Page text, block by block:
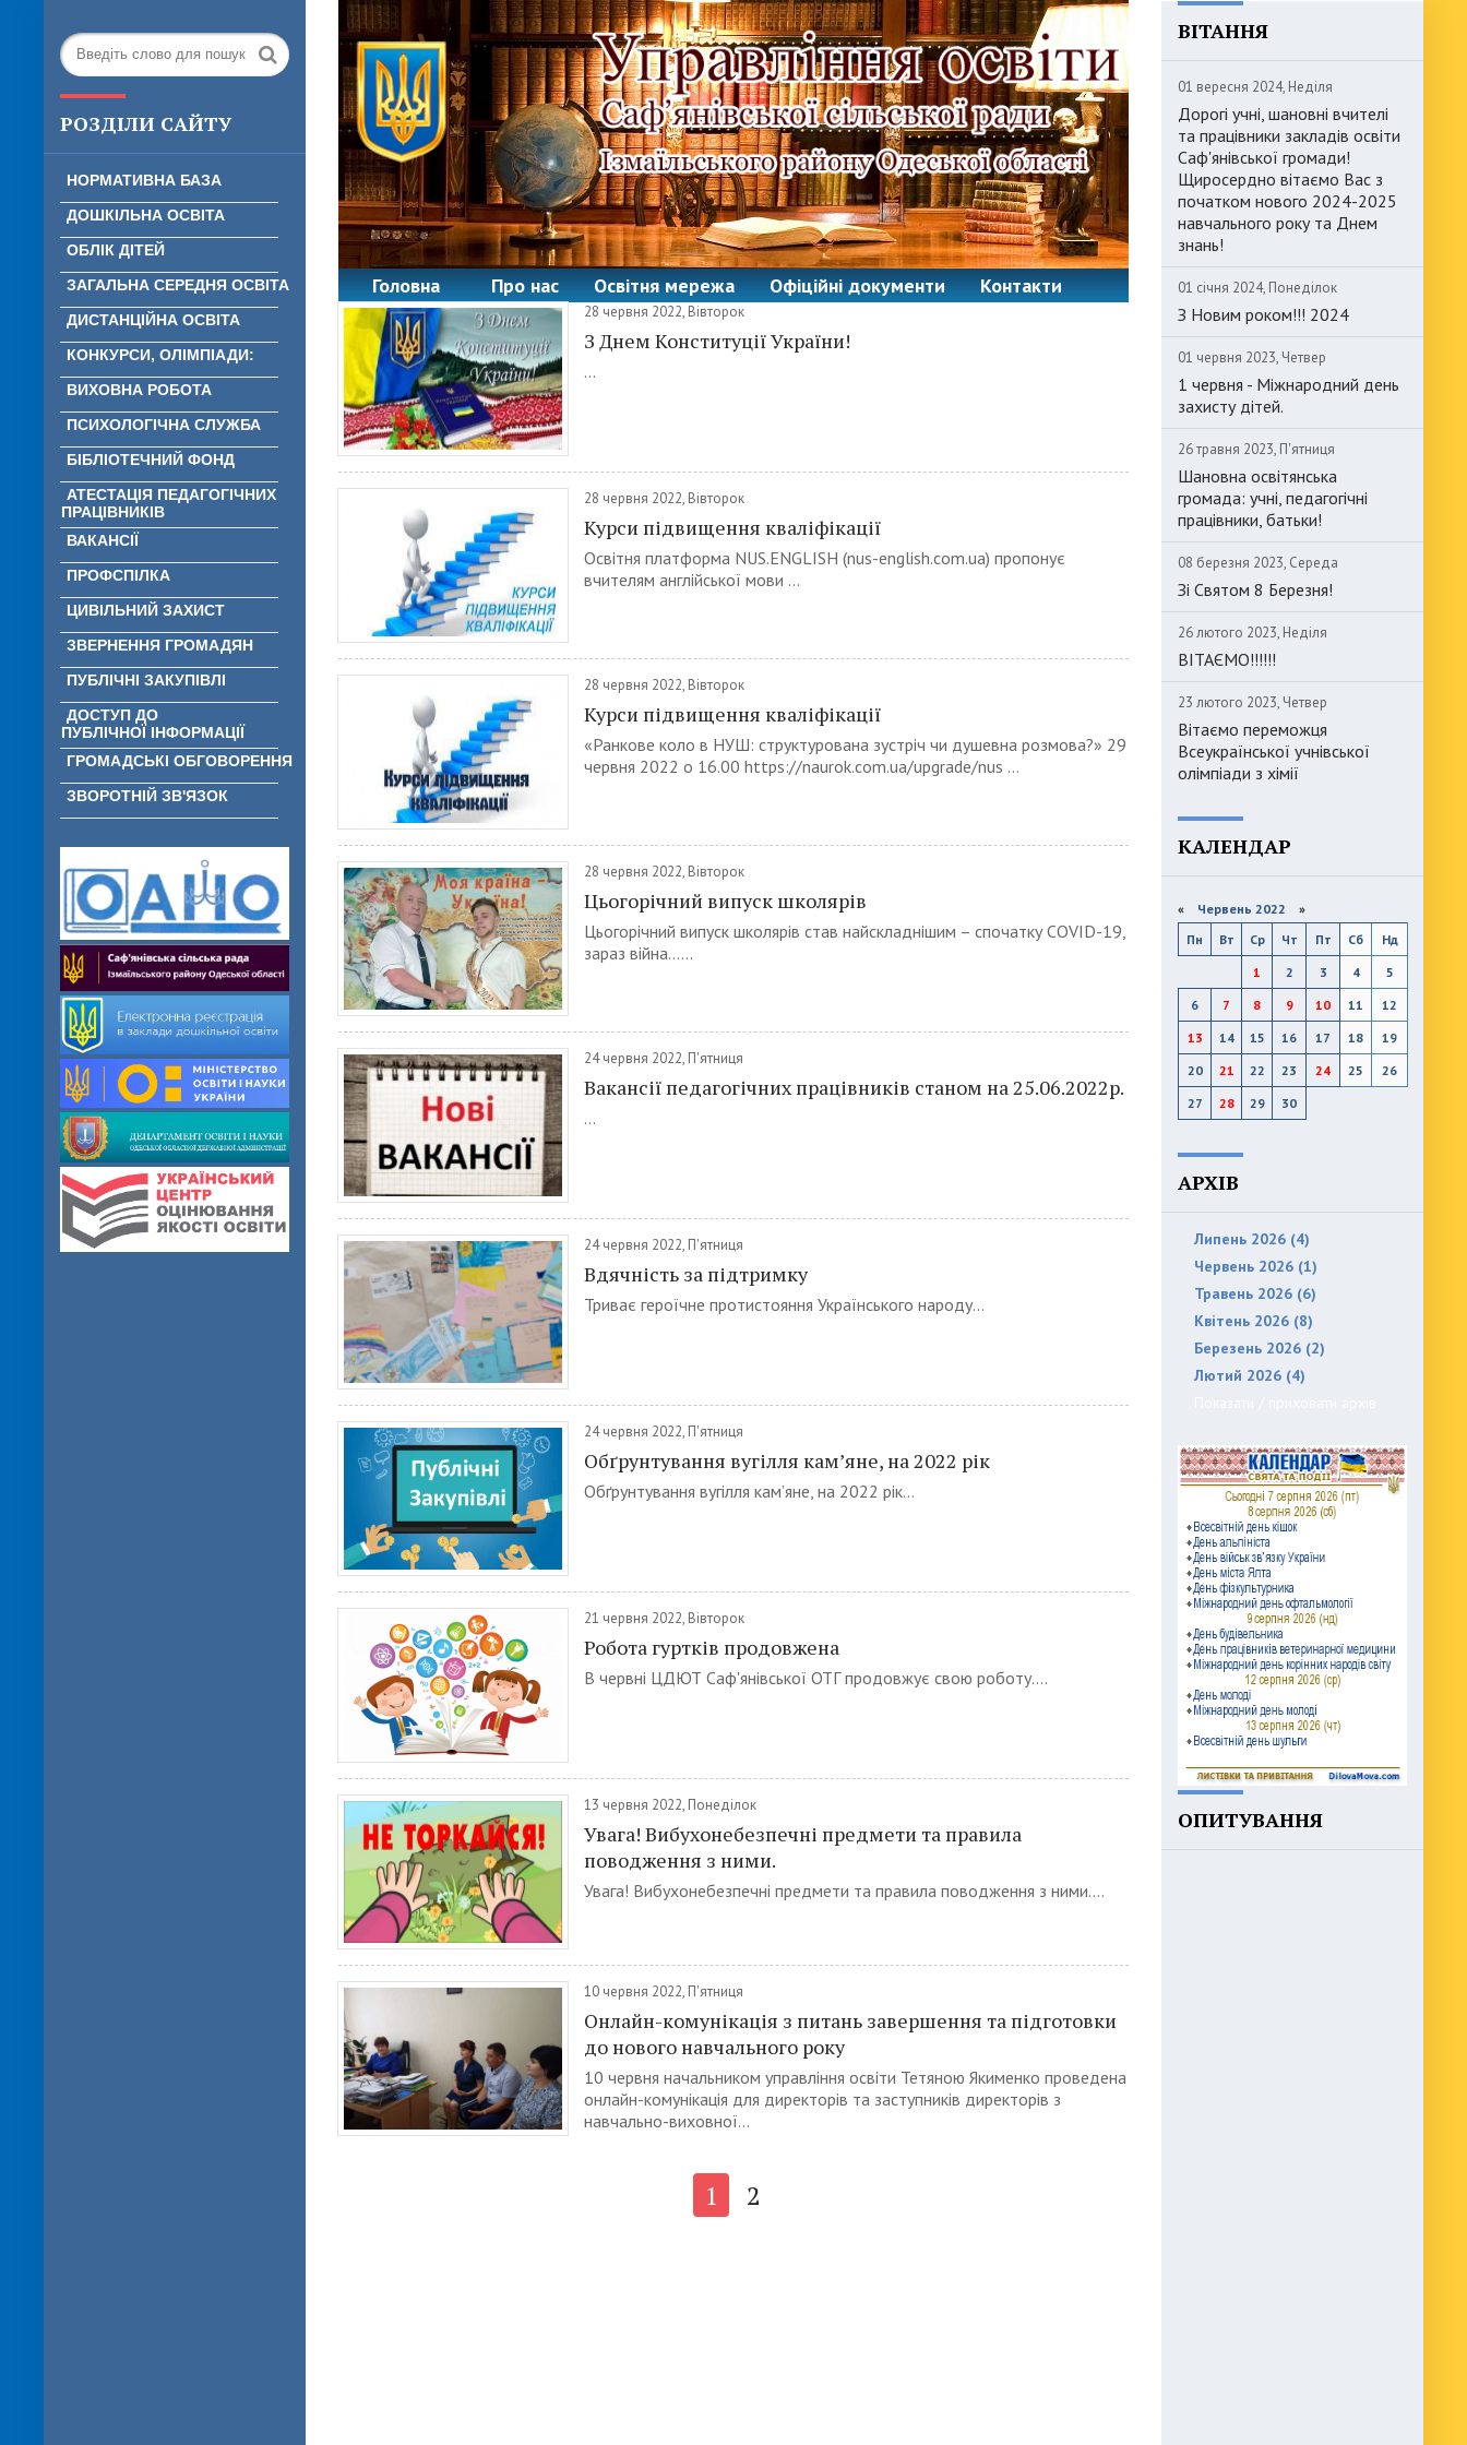
РОЗДІЛИ САЙТУ
НОРМАТИВНА БАЗА
ДОШКІЛЬНА ОСВІТА
ОБЛІК ДІТЕЙ
ЗАГАЛЬНА СЕРЕДНЯ ОСВІТА
ДИСТАНЦІЙНА ОСВІТА
КОНКУРСИ, ОЛІМПІАДИ:
ВИХОВНА РОБОТА
ПСИХОЛОГІЧНА СЛУЖБА
БІБЛІОТЕЧНИЙ ФОНД
АТЕСТАЦІЯ ПЕДАГОГІЧНИХ
ПРАЦІВНИКІВ
ВАКАНСІЇ
ПРОФСПІЛКА
ЦИВІЛЬНИЙ ЗАХИСТ
ЗВЕРНЕННЯ ГРОМАДЯН
ПУБЛІЧНІ ЗАКУПІВЛІ
ДОСТУП ДО
ПУБЛІЧНОЇ ІНФОРМАЦІЇ
ГРОМАДСЬКІ ОБГОВОРЕННЯ
ЗВОРОТНІЙ ЗВ'ЯЗОК
Головна Про нас Освітня мережа Офіційні документи Контакти
28 червня 2022, Вівторок
З Днем Конституції України!
...
28 червня 2022, Вівторок
Курси підвищення кваліфікації
Освітня платформа NUS.ENGLISH (nus-english.com.ua) пропонує
вчителям англійської мови ...
28 червня 2022, Вівторок
Курси підвищення кваліфікації
«Ранкове коло в НУШ: структурована зустріч чи душевна розмова?» 29
червня 2022 о 16.00 https://naurok.com.ua/upgrade/nus ...
28 червня 2022, Вівторок
Цьогорічний випуск школярів
Цьогорічний випуск школярів став найскладнішим – спочатку COVID-19,
зараз війна…...
24 червня 2022, П'ятниця
Вакансії педагогічних працівників станом на 25.06.2022р.
...
24 червня 2022, П'ятниця
Вдячність за підтримку
Триває героїчне протистояння Українського народу...
24 червня 2022, П'ятниця
Обґрунтування вугілля кам’яне, на 2022 рік
Обґрунтування вугілля кам’яне, на 2022 рік...
21 червня 2022, Вівторок
Робота гуртків продовжена
В червні ЦДЮТ Саф'янівської ОТГ продовжує свою роботу....
13 червня 2022, Понеділок
Увага! Вибухонебезпечні предмети та правила
поводження з ними.
Увага! Вибухонебезпечні предмети та правила поводження з ними....
10 червня 2022, П'ятниця
Онлайн-комунікація з питань завершення та підготовки
до нового навчального року
10 червня начальником управління освіти Тетяною Якименко проведена
онлайн-комунікація для директорів та заступників директорів з
навчально-виховної...
1 2
ВІТАННЯ
01 вересня 2024, Неділя
Дорогі учні, шановні вчителі
та працівники закладів освіти
Саф'янівської громади!
Щиросердно вітаємо Вас з
початком нового 2024-2025
навчального року та Днем
знань!
01 січня 2024, Понеділок
З Новим роком!!! 2024
01 червня 2023, Четвер
1 червня - Міжнародний день
захисту дітей.
26 травня 2023, П'ятниця
Шановна освітянська
громада: учні, педагогічні
працівники, батьки!
08 березня 2023, Середа
Зі Святом 8 Березня!
26 лютого 2023, Неділя
ВІТАЄМО!!!!!!
23 лютого 2023, Четвер
Вітаємо переможця
Всеукраїнської учнівської
олімпіади з хімії
КАЛЕНДАР
« Червень 2022 »
Пн
Вт Ср Чт Пт Сб
Нд
1
2 3 4
5
6
7 8 9 10 11
12
13
14 15 16 17 18
19
20
21 22 23 24 25
26
27
28 29 30
АРХІВ
Липень 2026 (4)
Червень 2026 (1)
Травень 2026 (6)
Квітень 2026 (8)
Березень 2026 (2)
Лютий 2026 (4)
ОПИТУВАННЯ